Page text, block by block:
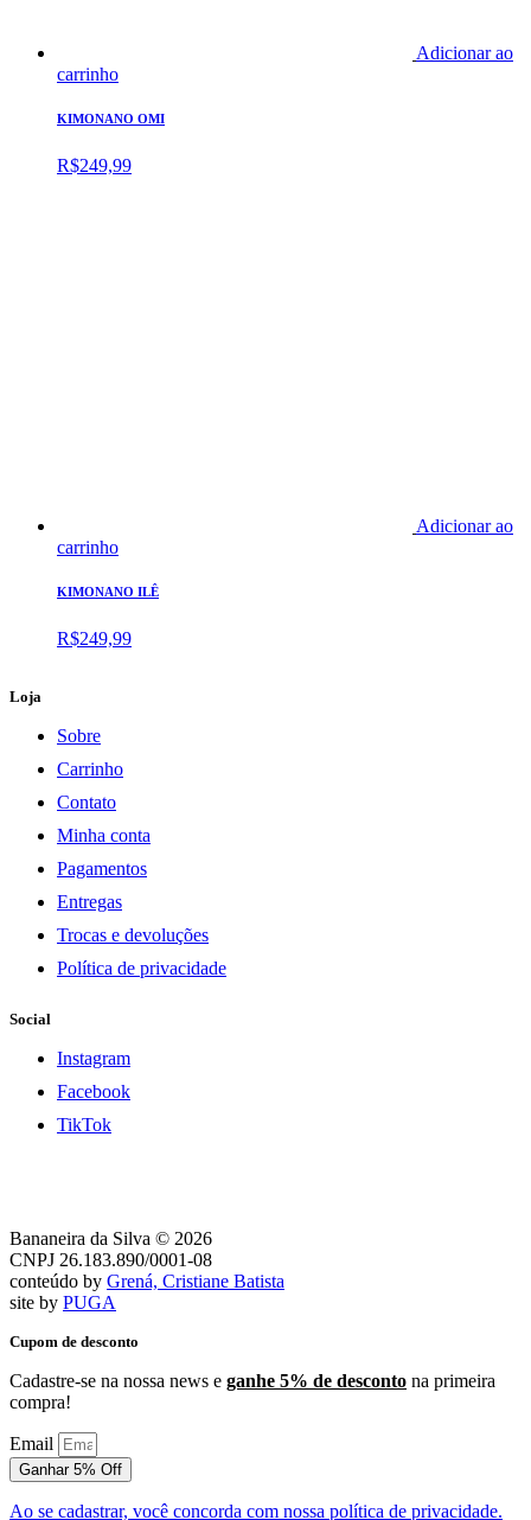
Adicionar ao
carrinho
KIMONANO OMI
R$249,99
Adicionar ao
carrinho
KIMONANO ILÊ
R$249,99
Loja
Sobre
Carrinho
Contato
Minha conta
Pagamentos
Entregas
Trocas e devoluções
Política de privacidade
Social
Instagram
Facebook
TikTok
Bananeira da Silva © 2026
CNPJ 26.183.890/0001-08
conteúdo by Grená, Cristiane Batista
site by PUGA
Cupom de desconto
Cadastre-se na nossa news e ganhe 5% de desconto na primeira
compra!
Email
Ganhar 5% Off
Ao se cadastrar, você concorda com nossa política de privacidade.